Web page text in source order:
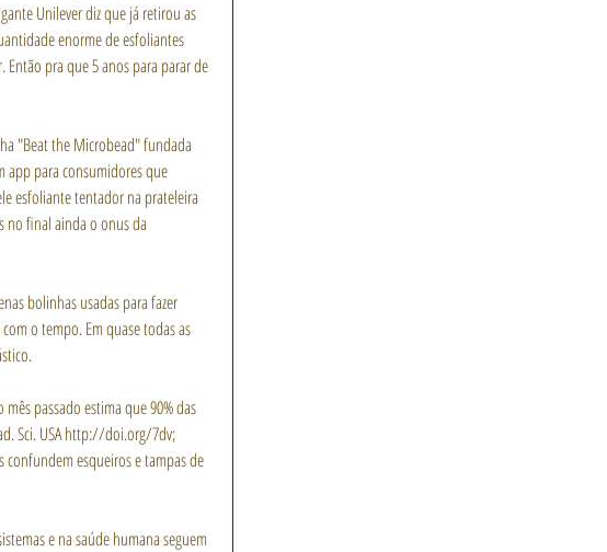
Unilever diz que já retirou as
enorme de esfoliantes
Então pra que 5 anos para parar de
"Beat the Microbead" fundada
app para consumidores que
esfoliante tentador na prateleira
no final ainda o onus da
bolinhas usadas para fazer
o tempo. Em quase todas as
passado estima que 90% das
Sci. USA http://doi.org/7dv;
confundem esqueiros e tampas de
e na saúde humana seguem